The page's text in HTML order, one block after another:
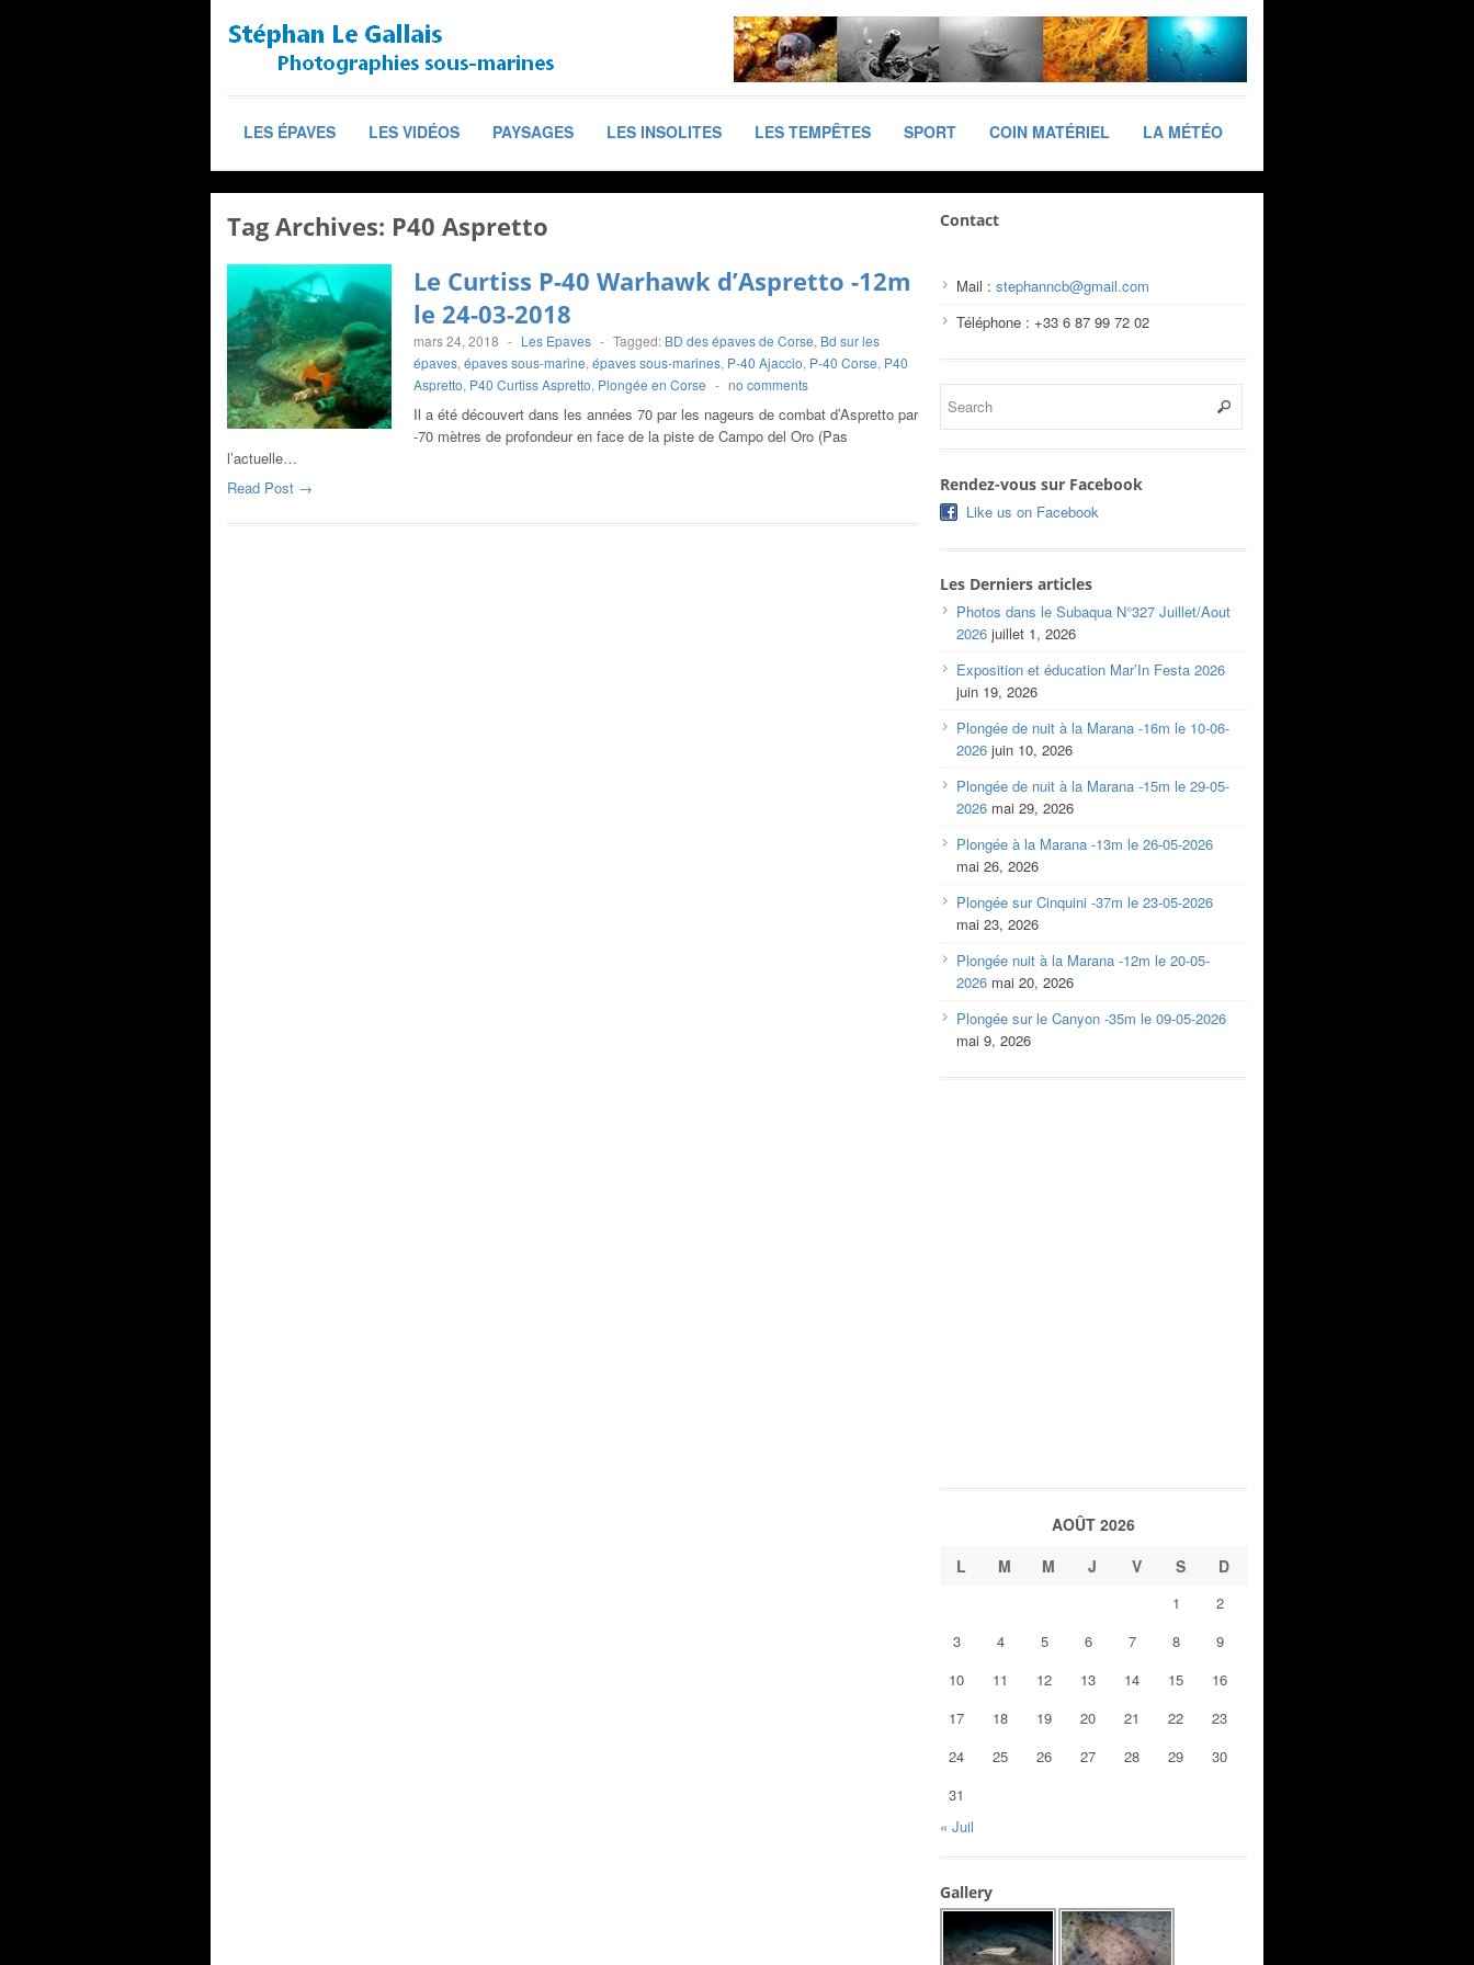
LES ÉPAVES LES VIDÉOS PAYSAGES LES INSOLITES LES TEMPÊTES SPORT COIN MATÉRIEL LA MÉTÉO
Tag Archives: P40 Aspretto
Le Curtiss P-40 Warhawk d’Aspretto -12m
le 24-03-2018
mars 24, 2018 - Les Epaves - Tagged: BD des épaves de Corse, Bd sur les
épaves, épaves sous-marine, épaves sous-marines, P-40 Ajaccio, P-40 Corse, P40
Aspretto, P40 Curtiss Aspretto, Plongée en Corse - no comments
Il a été découvert dans les années 70 par les nageurs de combat d’Aspretto par
-70 mètres de profondeur en face de la piste de Campo del Oro (Pas
l’actuelle…
Read Post →
Contact
Mail : stephanncb@gmail.com
Téléphone : +33 6 87 99 72 02
Rendez-vous sur Facebook
Like us on Facebook
Les Derniers articles
Photos dans le Subaqua N°327 Juillet/Aout
2026 juillet 1, 2026
Exposition et éducation Mar’In Festa 2026
juin 19, 2026
Plongée de nuit à la Marana -16m le 10-06-
2026 juin 10, 2026
Plongée de nuit à la Marana -15m le 29-05-
2026 mai 29, 2026
Plongée à la Marana -13m le 26-05-2026
mai 26, 2026
Plongée sur Cinquini -37m le 23-05-2026
mai 23, 2026
Plongée nuit à la Marana -12m le 20-05-
2026 mai 20, 2026
Plongée sur le Canyon -35m le 09-05-2026
mai 9, 2026
AOÛT 2026
L
M M J V S D
1
2
3
4 5 6 7 8
9
10
11 12 13 14 15
16
17
18 19 20 21 22
23
24
25 26 27 28 29
30
31
« Juil
Gallery